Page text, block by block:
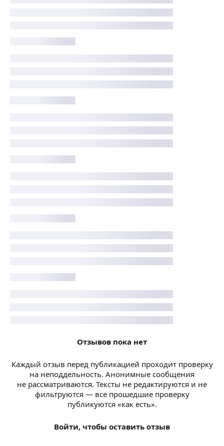
Отзывов пока нет
Каждый отзыв перед публикацией проходит проверку
на неподдельность. Анонимные сообщения
не рассматриваются. Тексты не редактируются и не
фильтруются — все прошедшие проверку
публикуются «как есть».
Войти, чтобы оставить отзыв